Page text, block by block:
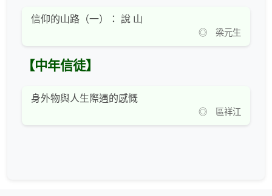
信仰的山路（一）： 說 山
◎ 梁元生
【中年信徒】
身外物與人生際遇的感慨
◎ 區祥江